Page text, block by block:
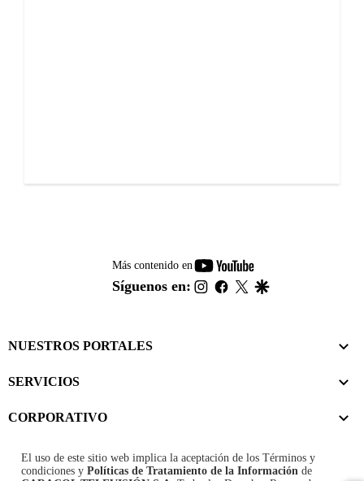
Más contenido en
youtube-
footer
Síguenos en: instagram
facebook
twitter
NUESTROS PORTALES
SERVICIOS
CORPORATIVO
El uso de este sitio web implica la aceptación de los Términos y
condiciones y Políticas de Tratamiento de la Información de